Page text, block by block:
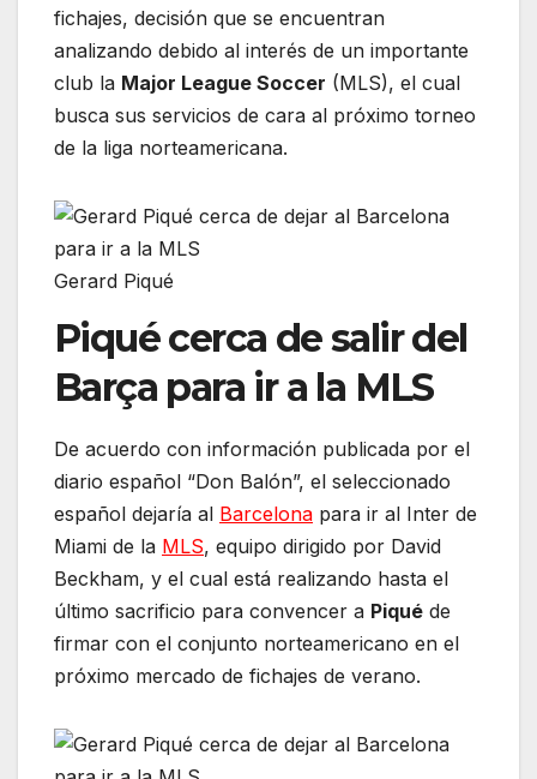
fichajes, decisión que se encuentran
analizando debido al interés de un importante
club la Major League Soccer (MLS), el cual
busca sus servicios de cara al próximo torneo
de la liga norteamericana.
Gerard Piqué
Piqué cerca de salir del
Barça para ir a la MLS
De acuerdo con información publicada por el
diario español “Don Balón”, el seleccionado
español dejaría al Barcelona para ir al Inter de
Miami de la MLS, equipo dirigido por David
Beckham, y el cual está realizando hasta el
último sacrificio para convencer a Piqué de
firmar con el conjunto norteamericano en el
próximo mercado de fichajes de verano.